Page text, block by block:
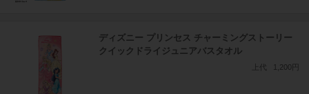
ディズニー プリンセス チャーミングストーリー
クイックドライジュニアバスタオル
上代 1,200円